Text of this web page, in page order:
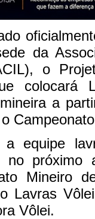
da
o
colocará
a
equipe
no próximo
Mineiro
Lavras
Vôlei.